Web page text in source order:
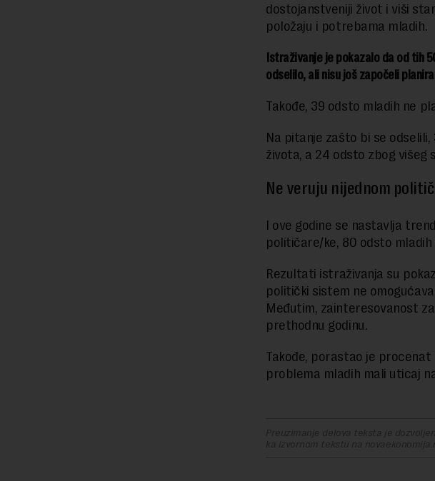
dostojanstveniji život i viši
položaju i potrebama mladih.
Istraživanje je pokazalo da od tih
odselilo, ali nisu još započeli
Takođe, 39 odsto mladih ne
Na pitanje zašto bi se
života, a 24 odsto zbog višeg
Ne veruju nijednom
I ove godine se nastavlja
političare/ke, 80 odsto
Rezultati istraživanja su
politički sistem ne
Međutim, zainteresovanost
prethodnu godinu.
Takođe, porastao je procenat
problema mladih mali uticaj
Preuzimanje delova teksta je
ka izvornom tekstu na